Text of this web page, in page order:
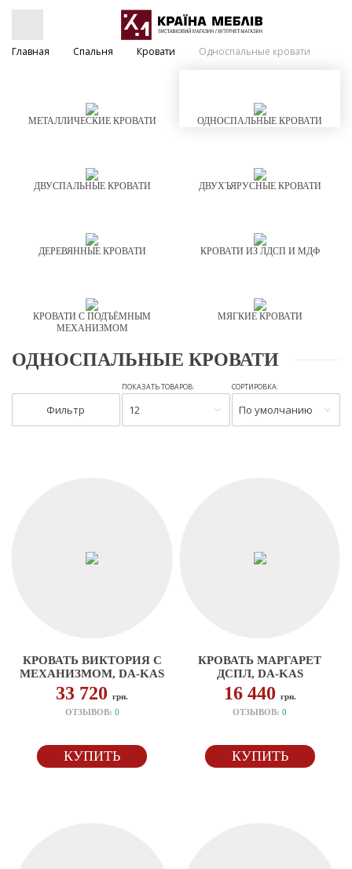
Главная Спальня Кровати Односпальные кровати
МЕТАЛЛИЧЕСКИЕ КРОВАТИ ОДНОСПАЛЬНЫЕ КРОВАТИ
ДВУСПАЛЬНЫЕ КРОВАТИ ДВУХЪЯРУСНЫЕ КРОВАТИ
ДЕРЕВЯННЫЕ КРОВАТИ КРОВАТИ ИЗ ЛДСП И МДФ
КРОВАТИ С ПОДЪЁМНЫМ
МЕХАНИЗМОМ
МЯГКИЕ КРОВАТИ
ОДНОСПАЛЬНЫЕ КРОВАТИ
Фильтр
ПОКАЗАТЬ ТОВАРОВ:
12
СОРТИРОВКА:
По умолчанию
КРОВАТЬ ВИКТОРИЯ С
МЕХАНИЗМОМ, DA-KAS
33 720грн.
ОТЗЫВОВ: 0
КУПИТЬ
КРОВАТЬ МАРГАРЕТ
ДСПЛ, DA-KAS
16 440 грн.
ОТЗЫВОВ:0
КУПИТЬ